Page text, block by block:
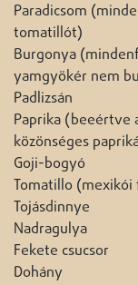
Paradicsom
tomatillót)
Burgonya
yamgyökér nem
Padlizsán
Paprika (beeértve
közönséges
Goji-bogyó
Tomatillo (mexikói
Tojásdinnye
Nadragulya
Fekete csucsor
Dohány